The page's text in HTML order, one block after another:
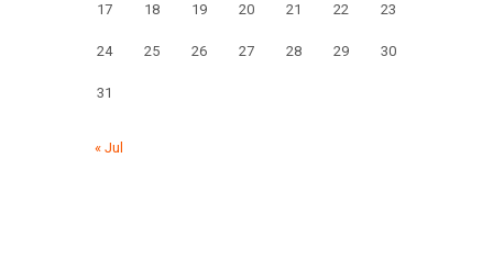
17 18 19 20 21 22 23
24 25 26 27 28 29 30
31
« Jul